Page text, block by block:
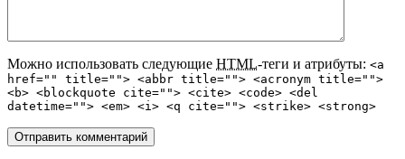
Можно использовать следующие HTML-теги и атрибуты: <a
href="" title=""> <abbr title=""> <acronym title="">
<b> <blockquote cite=""> <cite> <code> <del
datetime=""> <em> <i> <q cite=""> <strike> <strong>